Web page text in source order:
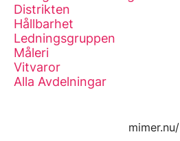
Distrikten
Hållbarhet
Ledningsgruppen
Måleri
Vitvaror
Alla Avdelningar
mimer.nu/